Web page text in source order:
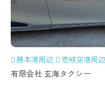
勝本港周辺 壱岐空港周辺
有限会社 玄海タクシー